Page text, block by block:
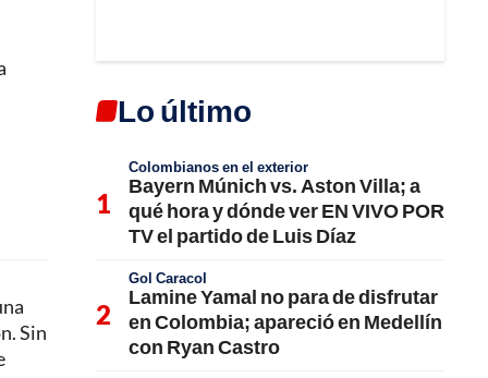
Sin
Lo último
Colombianos en el exterior
Bayern Múnich vs. Aston Villa; a
qué hora y dónde ver EN VIVO POR
TV el partido de Luis Díaz
Gol Caracol
Lamine Yamal no para de disfrutar
en Colombia; apareció en Medellín
con Ryan Castro